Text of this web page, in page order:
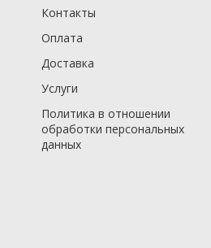
Контакты
Оплата
Доставка
Услуги
Политика в отношении
обработки персональных
данныx